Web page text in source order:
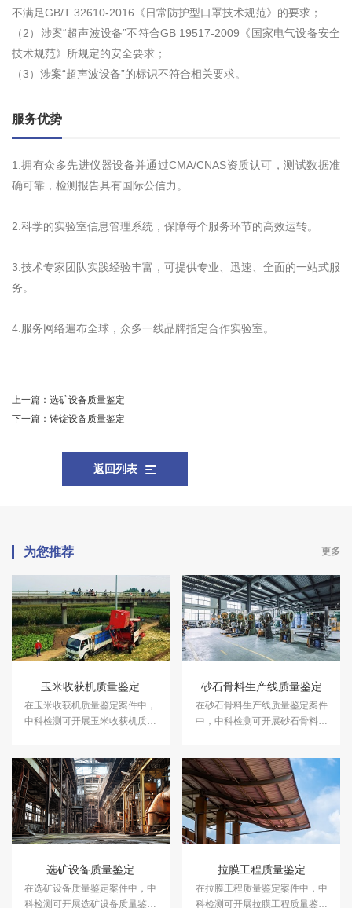
不满足GB/T 32610-2016《日常防护型口罩技术规范》的要求；
（2）涉案“超声波设备”不符合GB 19517-2009《国家电气设备安全
技术规范》所规定的安全要求；
（3）涉案“超声波设备”的标识不符合相关要求。
服务优势
1.拥有众多先进仪器设备并通过CMA/CNAS资质认可，测试数据准
确可靠，检测报告具有国际公信力。
2.科学的实验室信息管理系统，保障每个服务环节的高效运转。
3.技术专家团队实践经验丰富，可提供专业、迅速、全面的一站式服
务。
4.服务网络遍布全球，众多一线品牌指定合作实验室。
上一篇： 选矿设备质量鉴定
下一篇： 铸锭设备质量鉴定
返回列表
为您推荐 更多
玉米收获机质量鉴定
在玉米收获机质量鉴定案件中，
中科检测可开展玉米收获机质量
砂石骨料生产线质量鉴定
在砂石骨料生产线质量鉴定案件
中，中科检测可开展砂石骨料生
选矿设备质量鉴定
在选矿设备质量鉴定案件中，中
科检测可开展选矿设备质量鉴定
拉膜工程质量鉴定
在拉膜工程质量鉴定案件中，中
科检测可开展拉膜工程质量鉴定